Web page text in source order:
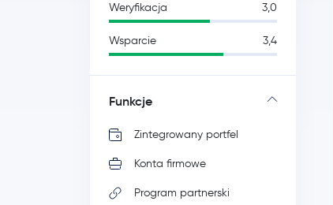
Weryfikacja 3,0
Wsparcie 3,4
Funkcje
Zintegrowany portfel
Konta firmowe
Program partnerski